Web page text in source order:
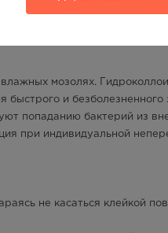
мозолях.
быстрого и
попаданию бактерий из
при индивидуальной
не касаться клейкой